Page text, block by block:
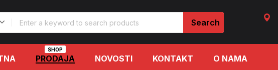
PRODAJA
SHOP
NOVOSTI KONTAKT O NAMA